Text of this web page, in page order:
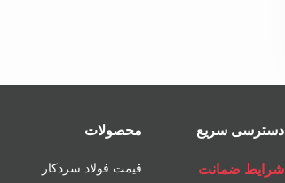
دسترسی سریع
شرایط ضمانت
محصولات
قیمت فولاد سردکار